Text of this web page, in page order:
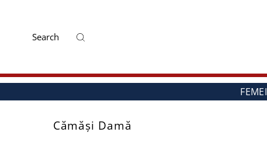
FEMEI
Cămăşi Damă